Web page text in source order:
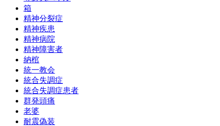
箱
精神分裂症
精神疾患
精神病院
精神障害者
納棺
統一教会
統合失調症
統合失調症患者
群発頭痛
老婆
耐震偽装